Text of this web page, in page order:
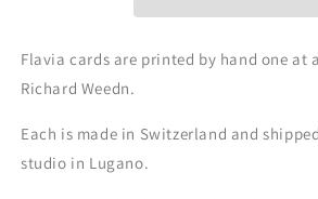
Flavia cards are printed by hand one at
Richard Weedn.
Each is made in Switzerland and
studio in Lugano.